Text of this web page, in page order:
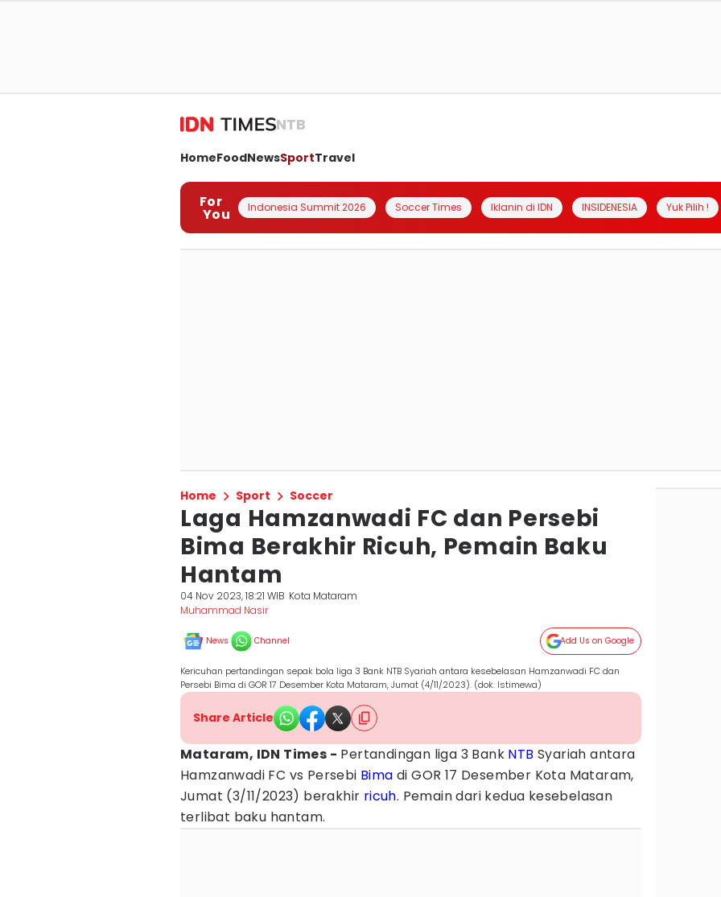
NTB
HomeFoodNewsSportTravel
For
You Indonesia Summit 2026 Soccer Times Iklanin di IDN INSIDENESIA Yuk Pilih !
Home Sport Soccer
Laga Hamzanwadi FC dan Persebi
Bima Berakhir Ricuh, Pemain Baku
Hantam
04 Nov 2023, 18:21 WIB Kota Mataram
Muhammad Nasir
News Channel Add Us on Google
Kericuhan pertandingan sepak bola liga 3 Bank NTB Syariah antara kesebelasan Hamzanwadi FC dan
Persebi Bima di GOR 17 Desember Kota Mataram, Jumat (4/11/2023). (dok. Istimewa)
Share Article
Mataram, IDN Times - Pertandingan liga 3 Bank NTB Syariah antara
Hamzanwadi FC vs Persebi Bima di GOR 17 Desember Kota Mataram,
Jumat (3/11/2023) berakhir ricuh. Pemain dari kedua kesebelasan
terlibat baku hantam.